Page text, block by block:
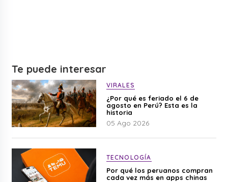
Te puede interesar
VIRALES
¿Por qué es feriado el 6 de
agosto en Perú? Esta es la
historia
05 Ago 2026
TECNOLOGÍA
Por qué los peruanos compran
cada vez más en apps chinas